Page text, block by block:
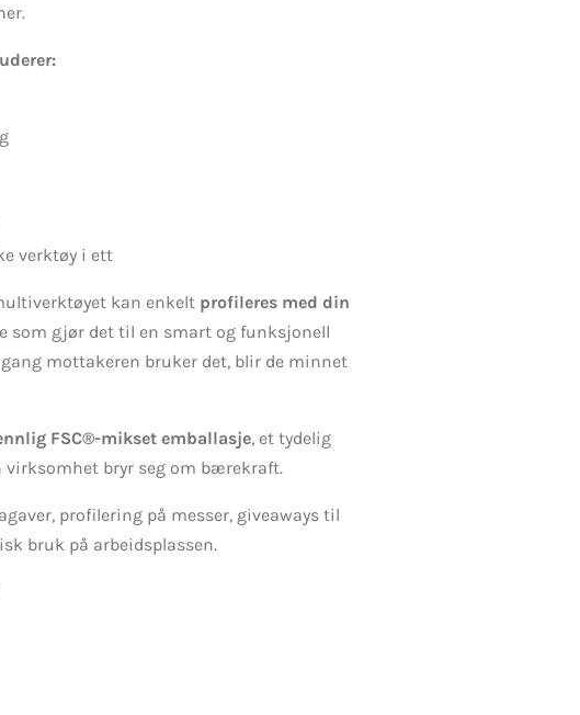
verktøy i ett
kan enkelt profileres med din
som gjør det til en smart og funksjonell
gang mottakeren bruker det, blir de minnet
FSC®-mikset emballasje, et tydelig
virksomhet bryr seg om bærekraft.
profilering på messer, giveaways til
bruk på arbeidsplassen.